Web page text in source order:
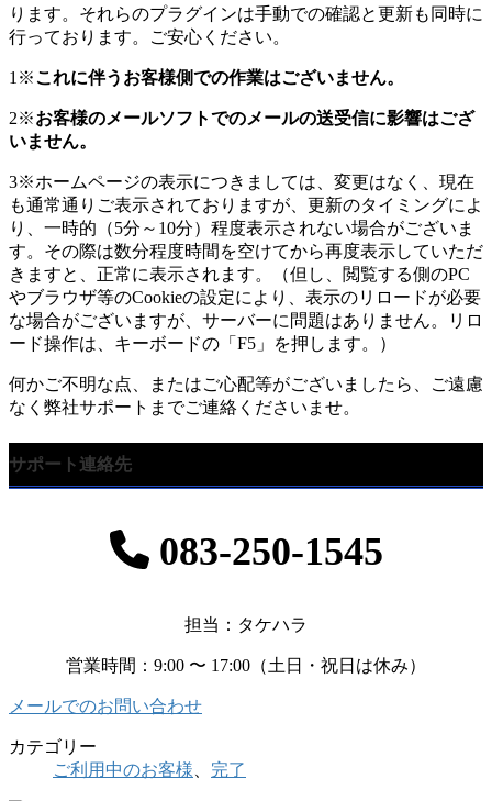
ります。それらのプラグインは手動での確認と更新も同時に
行っております。ご安心ください。
1※これに伴うお客様側での作業はございません。
2※お客様のメールソフトでのメールの送受信に影響はござ
いません。
3※ホームページの表示につきましては、変更はなく、現在
も通常通りご表示されておりますが、更新のタイミングによ
り、一時的（5分～10分）程度表示されない場合がございま
す。その際は数分程度時間を空けてから再度表示していただ
きますと、正常に表示されます。（但し、閲覧する側のPC
やブラウザ等のCookieの設定により、表示のリロードが必要
な場合がございますが、サーバーに問題はありません。リロ
ード操作は、キーボードの「F5」を押します。）
何かご不明な点、またはご心配等がございましたら、ご遠慮
なく弊社サポートまでご連絡くださいませ。
サポート連絡先
083-250-1545
担当：タケハラ
営業時間：9:00 〜 17:00（土日・祝日は休み）
メールでのお問い合わせ
カテゴリー
ご利用中のお客様
完了